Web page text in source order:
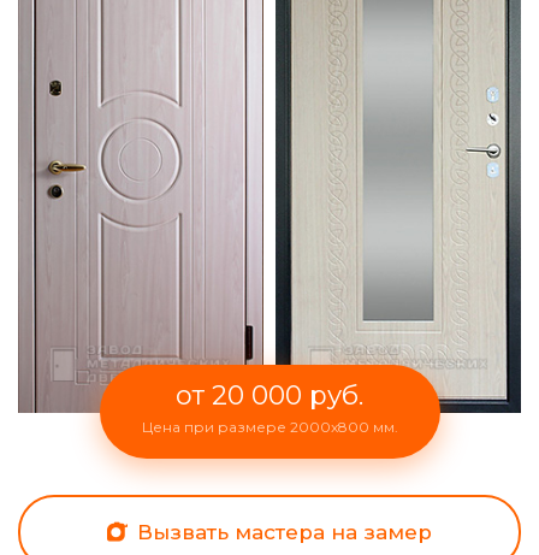
от 20 000 руб.
Цена при размере 2000x800 мм.
Вызвать мастера на замер